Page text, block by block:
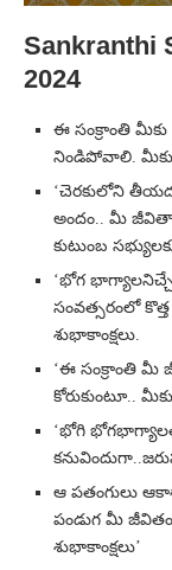
Sankranthi
2024
ఈ సంక్రాంతి
నిండిపోవాలి. మీకు,
‘చెరకులోని
అందం.. మీ
కుటుంబ
‘భోగ భాగ్యాలనిచ్చే
సంవత్సరంలో కొత్త
శుభాకాంక్షలు.
‘ఈ సంక్రాంతి మీ
కోరుకుంటూ..
‘భోగి
ఆ పతంగులు
పండుగ మీ
శుభాకాంక్షలు’